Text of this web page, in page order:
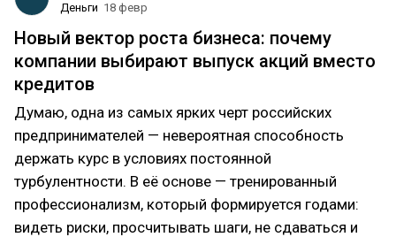
Деньги 18 февр
Новый вектор роста бизнеса: почему
компании выбирают выпуск акций вместо
кредитов
Думаю, одна из самых ярких черт российских
предпринимателей — невероятная способность
держать курс в условиях постоянной
турбулентности. В её основе — тренированный
профессионализм, который формируется годами:
видеть риски, просчитывать шаги, не сдаваться и